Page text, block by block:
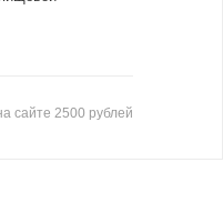
сайте 2500 рублей